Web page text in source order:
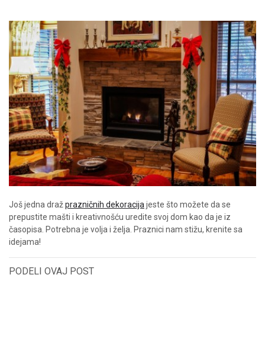
Još jedna dražprazničnih dekoracija jeste što možete da se
prepustite mašti i kreativnošću uredite svoj dom kao da je iz
časopisa. Potrebna je volja i želja. Praznici nam stižu, krenite sa
idejama!
PODELI OVAJ POST